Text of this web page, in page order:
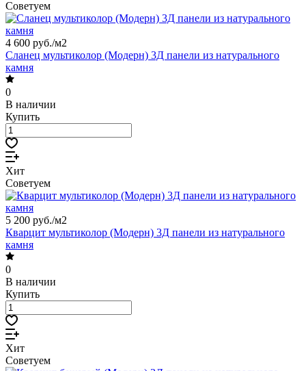
Советуем
4 600 руб./м2
Сланец мультиколор (Модерн) 3Д панели из натурального
камня
0
В наличии
Купить
Хит
Советуем
5 200 руб./м2
Кварцит мультиколор (Модерн) 3Д панели из натурального
камня
0
В наличии
Купить
Хит
Советуем